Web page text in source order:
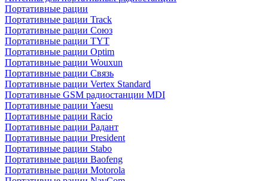
Портативные рации
Портативные рации Track
Портативные рации Союз
Портативные рации TYT
Портативные рации Optim
Портативные рации Wouxun
Портативные рации Связь
Портативные рации Vertex Standard
Портативные GSM радиостанции MDI
Портативные рации Yaesu
Портативные рации Racio
Портативные рации Радант
Портативные рации President
Портативные рации Stabo
Портативные рации Baofeng
Портативные рации Motorola